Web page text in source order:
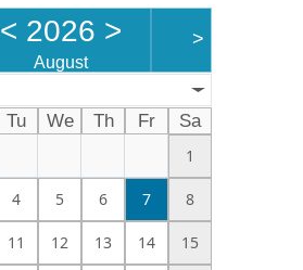
< 2026 >
August
>
Tu We Th Fr
Sa
1
4 5 6 7 8
11 12 13 14 15